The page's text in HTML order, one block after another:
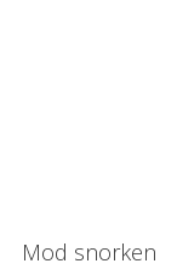
Mod snorken